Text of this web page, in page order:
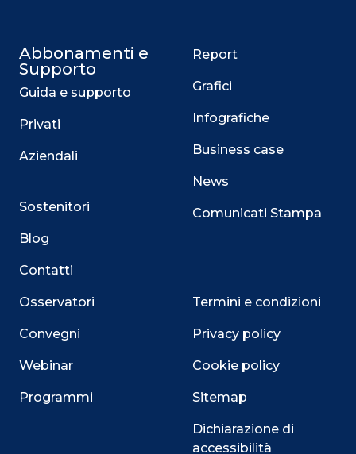
Abbonamenti e
Supporto
Guida e supporto
Privati
Aziendali
Sostenitori
Blog
Contatti
Osservatori
Convegni
Webinar
Programmi
Report
Grafici
Infografiche
Business case
News
Comunicati Stampa
Termini e condizioni
Privacy policy
Cookie policy
Sitemap
Dichiarazione di
accessibilità